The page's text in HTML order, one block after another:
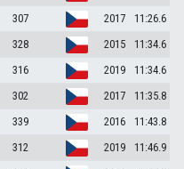
307 2017
11:26.6
328 2015
11:34.6
316 2019
11:34.6
302 2017
11:35.8
339 2016
11:43.8
312 2019
11:46.9